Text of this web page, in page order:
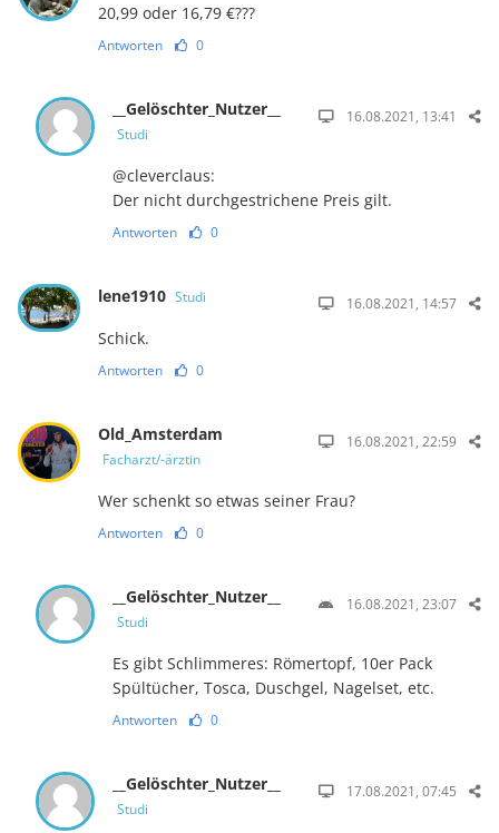
20,99 oder 16,79 €???
Antworten 0
__Gelöschter_Nutzer__
Studi
16.08.2021, 13:41
@cleverclaus:
Der nicht durchgestrichene Preis gilt.
Antworten 0
lene1910 Studi 16.08.2021, 14:57
Schick.
Antworten 0
Old_Amsterdam
Facharzt/-ärztin
16.08.2021, 22:59
Wer schenkt so etwas seiner Frau?
Antworten 0
__Gelöschter_Nutzer__
Studi
16.08.2021, 23:07
Es gibt Schlimmeres: Römertopf, 10er Pack
Spültücher, Tosca, Duschgel, Nagelset, etc.
Antworten 0
__Gelöschter_Nutzer__
Studi
17.08.2021, 07:45